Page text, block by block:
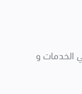
الخدمات و